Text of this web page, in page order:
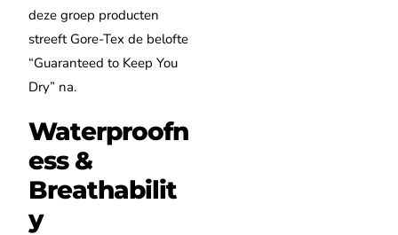
deze groep producten
streeft Gore-Tex de belofte
“Guaranteed to Keep You
Dry” na.
Waterproofn
ess &
Breathabilit
y